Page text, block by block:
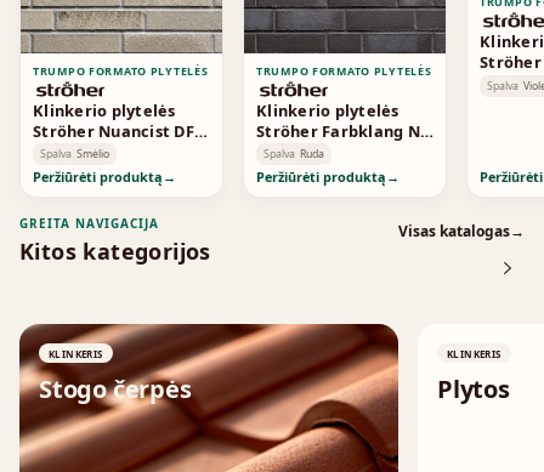
TRUMPO FORMATO PLYTELĖS
Klinkerio plytelės
Ströher Nuancist DF
Creme-beige 1812
Spalva Smėlio
Peržiūrėti produktą →
TRUMPO FORMATO PLYTELĖS
Klinkerio plytelės
Ströher Farbklang NF
BlueBrown 2158
Spalva Ruda
Peržiūrėti produktą →
Ströher
Spalva
GREITA NAVIGACIJA
Kitos kategorijos
Visas katalogas→
KLINKERIS
Stogo čerpės
↗
KLINKERIS
Plytos